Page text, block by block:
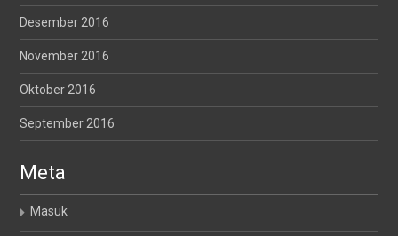
Desember 2016
November 2016
Oktober 2016
September 2016
Meta
Masuk